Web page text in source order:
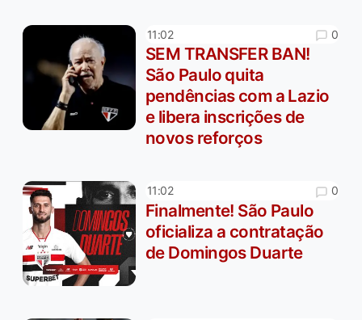
11:02 0
SEM TRANSFER BAN!
São Paulo quita
pendências com a Lazio
e libera inscrições de
novos reforços
11:02 0
Finalmente! São Paulo
oficializa a contratação
de Domingos Duarte